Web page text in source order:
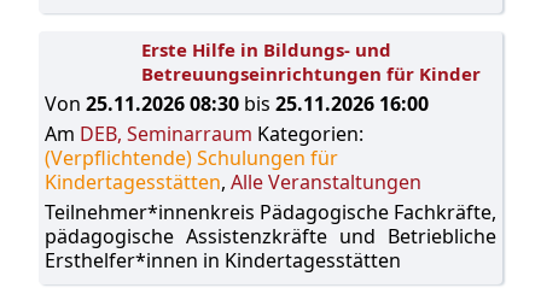
Erste Hilfe in Bildungs- und
Betreuungseinrichtungen für Kinder
Von 25.11.2026 08:30 bis 25.11.2026 16:00
Am DEB, Seminarraum Kategorien:
(Verpflichtende) Schulungen für
Kindertagesstätten, Alle Veranstaltungen
Teilnehmer*innenkreis Pädagogische Fachkräfte,
pädagogische Assistenzkräfte und Betriebliche
Ersthelfer*innen in Kindertagesstätten